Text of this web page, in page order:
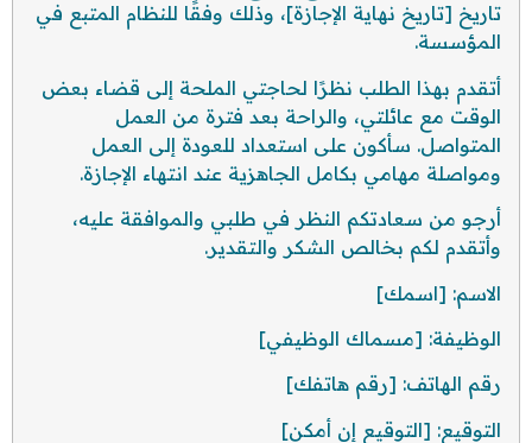
تاريخ [تاريخ نهاية الإجازة]، وذلك وفقًا للنظام المتبع في
المؤسسة.
أتقدم بهذا الطلب نظرًا لحاجتي الملحة إلى قضاء بعض
الوقت مع عائلتي، والراحة بعد فترة من العمل
المتواصل. سأكون على استعداد للعودة إلى العمل
ومواصلة مهامي بكامل الجاهزية عند انتهاء الإجازة.
أرجو من سعادتكم النظر في طلبي والموافقة عليه،
وأتقدم لكم بخالص الشكر والتقدير.
الاسم: [اسمك]
الوظيفة: [مسماك الوظيفي]
رقم الهاتف: [رقم هاتفك]
التوقيع: [التوقيع إن أمكن]